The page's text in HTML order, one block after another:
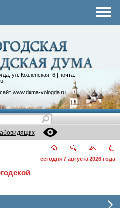
ул. Козленская, 6 | почта:
www.duma-vologda.ru
объединения
сегодня 7 августа 2026 года